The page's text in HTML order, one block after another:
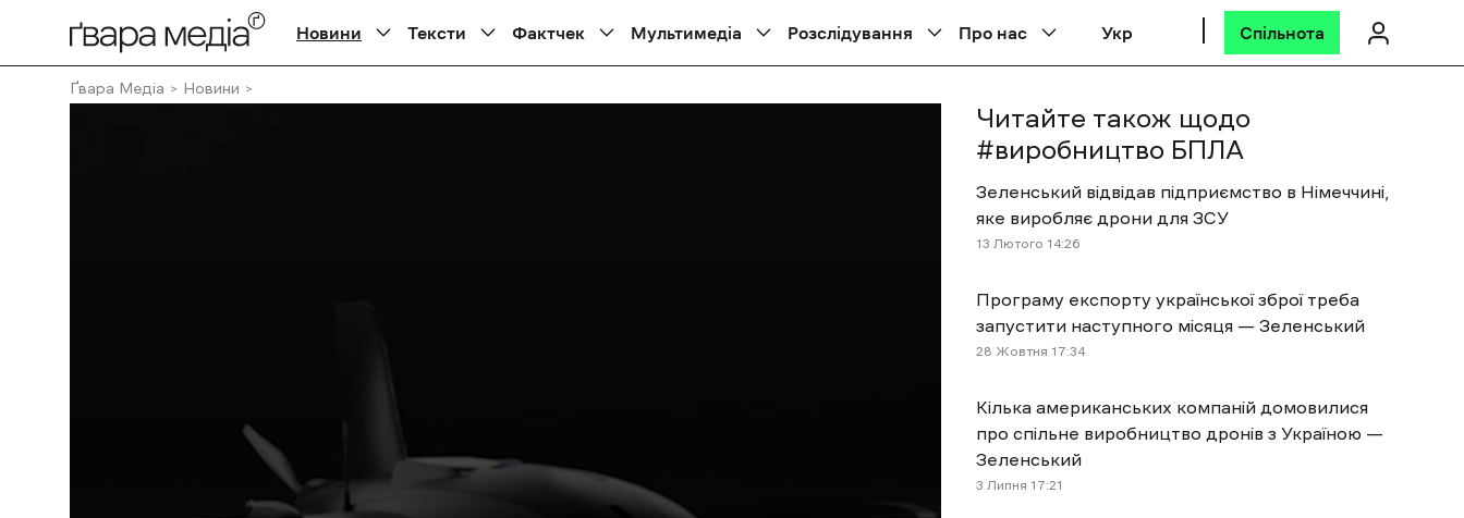
Новини Тексти Фактчек Мультимедіа Розслідування Про нас Укр Спільнота
Ґвара Медіа Новини
Читайте також щодо
#виробництво БПЛА
Зеленський відвідав підприємство в Німеччині,
яке виробляє дрони для ЗСУ
13 Лютого 14:26
Програму експорту української зброї треба
запустити наступного місяця — Зеленський
28 Жовтня 17:34
Кілька американських компаній домовилися
про спільне виробництво дронів з Україною —
Зеленський
3 Липня 17:21